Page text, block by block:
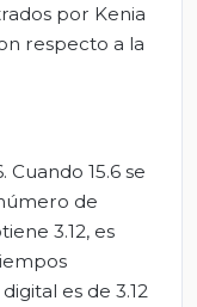
por Kenia
respecto a la
Cuando 15.6 se
de
3.12, es
es de 3.12